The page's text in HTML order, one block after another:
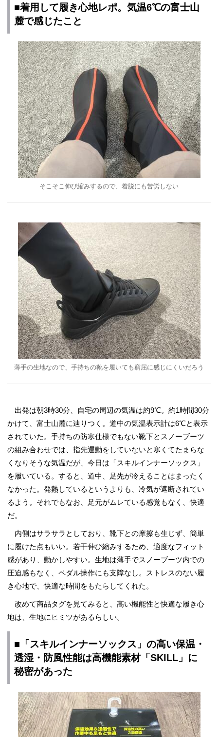
■着用して履き心地レポ。気温6℃の富士山
麓で感じたこと
そこそこ伸び縮みするので、着脱にも苦労しない
薄手の生地なので、手持ちの靴を履いても窮屈に感じにくいだろう
出発は朝3時30分、自宅の周辺の気温は約9℃。約1時間30分
かけて、富士山麓に辿りつく。道中の気温表示計は6℃と表示
されていた。手持ちの防寒仕様でもない靴下とスノーブーツ
の組み合わせでは、指先運動をしていないと寒くてたまらな
くなりそうな気温だが、今日は「スキルインナーソックス」
を履いている。すると、道中、足先が冷えることはまったく
なかった。発熱しているというよりも、冷気が遮断されてい
るよう。それでもなお、足元がムレている感覚もなく、快適
だ。
内側はサラサラとしており、靴下との摩擦も生じず、簡単
に履けた点もいい。若干伸び縮みするため、適度なフィット
感があり、動かしやすい。生地は薄手でスノーブーツ内での
圧迫感もなく、ペダル操作にも支障なし。ストレスのない履
き心地で、快適な時間をもたらしてくれた。
改めて商品タグを見てみると、高い機能性と快適な履き心
地は、生地にヒミツがあるらしい。
■「スキルインナーソックス」の高い保温・
透湿・防風性能は高機能素材「SKILL」に
秘密があった